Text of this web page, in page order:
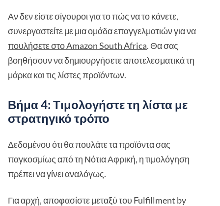
Αν δεν είστε σίγουροι για το πώς να το κάνετε,
συνεργαστείτε με μια ομάδα επαγγελματιών για να
πουλήσετε στο Amazon South Africa. Θα σας
βοηθήσουν να δημιουργήσετε αποτελεσματικά τη
μάρκα και τις λίστες προϊόντων.
Βήμα 4: Τιμολογήστε τη λίστα με
στρατηγικό τρόπο
Δεδομένου ότι θα πουλάτε τα προϊόντα σας
παγκοσμίως από τη Νότια Αφρική, η τιμολόγηση
πρέπει να γίνει αναλόγως.
Για αρχή, αποφασίστε μεταξύ του Fulfillment by